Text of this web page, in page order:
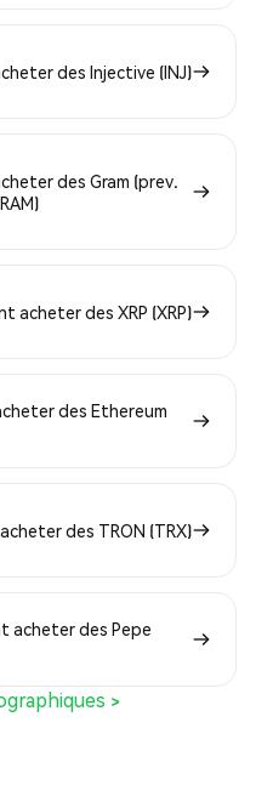
des Injective (INJ)
des Gram (prev.
acheter des XRP (XRP)
des Ethereum
des TRON (TRX)
acheter des Pepe
>